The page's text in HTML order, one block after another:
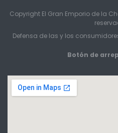
Copyright El Gran Emporio de la
Defensa de las y los
Botón de